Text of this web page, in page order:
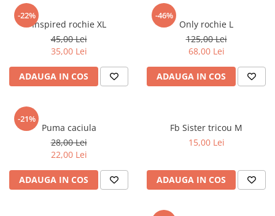
Hanorace
Lenjerii si pijamale
Pantaloni
Pulovere
Rochii
Sacouri si Costume
Salopete
Sport
sport
Tricouri si maiouri
Rochii&Fuste/Sacouri
Salopete
veste
-22%
Inspired rochie XL
45,00 Lei
35,00 Lei
ADAUGA IN COS
-46%
Only rochie L
125,00 Lei
68,00 Lei
ADAUGA IN COS
-21%
Puma caciula
28,00 Lei
22,00 Lei
ADAUGA IN COS
Fb Sister tricou M
15,00 Lei
ADAUGA IN COS